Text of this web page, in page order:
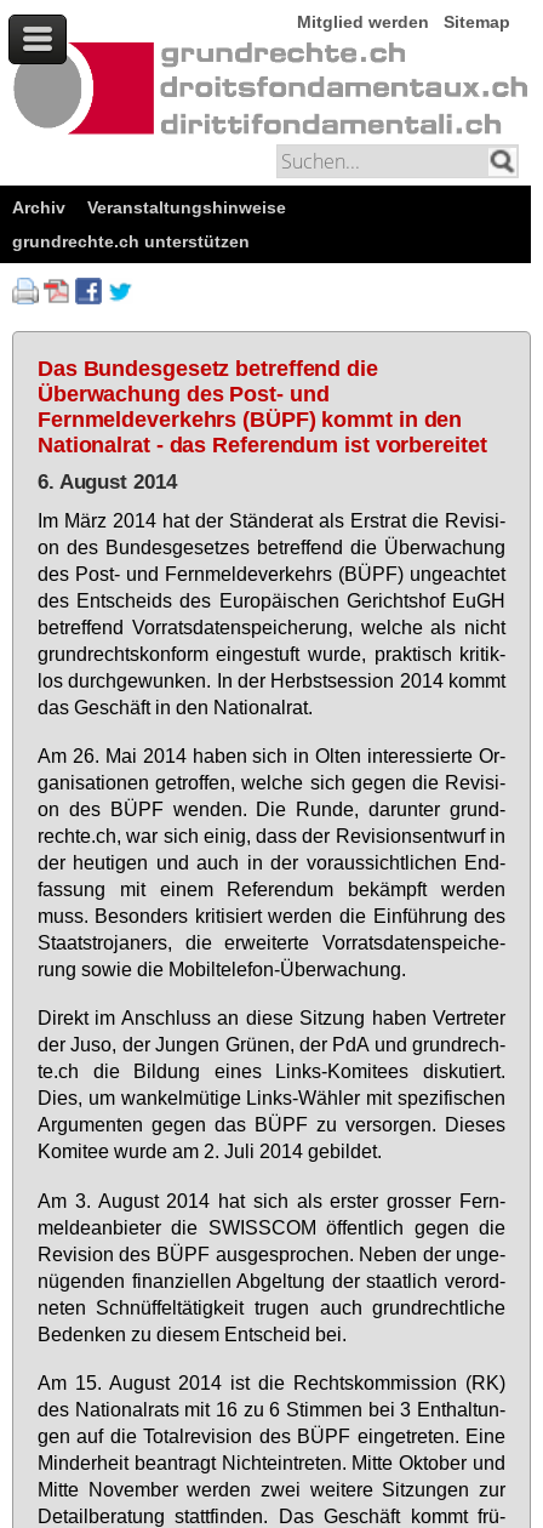
Mitglied werden Sitemap
Archiv
Veranstaltungshinweise
grundrechte.ch unterstützen
Das Bundesgesetz betreffend die
Überwachung des Post- und
Fernmeldeverkehrs (BÜPF) kommt in den
Nationalrat - das Referendum ist vorbereitet
6. August 2014
Im März 2014 hat der Stän­de­rat als Er­strat die Re­vi­si­
on des Bun­des­ge­set­zes be­tref­fend die Über­wa­chung
des Post- und Fern­mel­de­ver­kehrs (BÜPF) un­ge­ach­tet
des Ent­scheids des Eu­ro­päi­schen Ge­richts­hof EuGH
be­tref­fend Vor­rats­da­ten­spei­che­rung, wel­che als nicht
grund­rechts­kon­form ein­ge­stuft wur­de, prak­tisch kri­tik­
los durch­ge­wun­ken. In der Herbst­ses­si­on 2014 kommt
das Ge­schäft in den Na­tio­nal­rat.
Am 26. Mai 2014 ha­ben sich in Ol­ten in­ter­es­sier­te Or­
ga­ni­sa­tio­nen ge­trof­fen, wel­che sich ge­gen die Re­vi­si­
on des BÜPF wen­den. Die Run­de, dar­un­ter grund­
rech­te.ch, war sich ei­nig, dass der Re­vi­si­ons­ent­wurf in
der heu­ti­gen und auch in der vor­aus­sicht­li­chen End­
fas­sung mit ei­nem Re­fe­ren­dum be­kämpft wer­den
muss. Be­son­ders kri­ti­siert wer­den die Ein­füh­rung des
Staats­tro­ja­ners, die er­wei­ter­te Vor­rats­da­ten­spei­che­
rung so­wie die Mo­bil­te­le­fon-Über­wa­chung.
Di­rekt im An­schluss an die­se Sit­zung ha­ben Ver­tre­ter
der Ju­so, der Jun­gen Grü­nen, der PdA und grund­rech­
te.ch die Bil­dung ei­nes Links-Ko­mi­tees dis­ku­tiert.
Dies, um wan­kel­mü­ti­ge Links-Wäh­ler mit spe­zi­fi­schen
Ar­gu­men­ten ge­gen das BÜPF zu ver­sor­gen. Die­ses
Ko­mi­tee wur­de am 2. Ju­li 2014 ge­bil­det.
Am 3. Au­gust 2014 hat sich als ers­ter gros­ser Fern­
mel­de­an­bie­ter die SWISS­COM öf­fent­lich ge­gen die
Re­vi­si­on des BÜPF aus­ge­spro­chen. Ne­ben der un­ge­
nü­gen­den fi­nan­zi­el­len Ab­gel­tung der staat­lich ver­ord­
ne­ten Schnüf­fel­tä­tig­keit tru­gen auch grund­recht­li­che
Be­den­ken zu die­sem Ent­scheid bei.
Am 15. Au­gust 2014 ist die Rechts­kom­mis­si­on (RK)
des Na­tio­nal­rats mit 16 zu 6 Stim­men bei 3 Ent­hal­tun­
gen auf die To­tal­re­vi­si­on des BÜPF ein­ge­tre­ten. Ei­ne
Min­der­heit be­an­tragt Nicht­ein­tre­ten. Mit­te Ok­to­ber und
Mit­te No­vem­ber wer­den zwei wei­te­re Sit­zun­gen zur
De­tail­be­ra­tung statt­fin­den. Das Ge­schäft kommt frü­